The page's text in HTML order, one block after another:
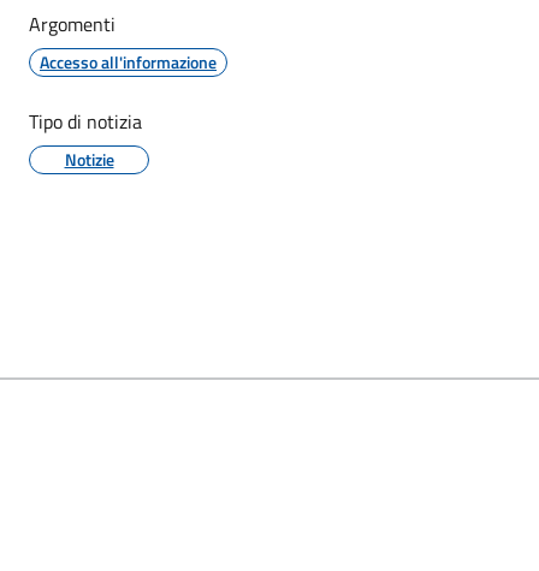
Argomenti
Accesso all'informazione
Tipo di notizia
Notizie